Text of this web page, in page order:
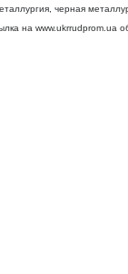
черная
на www.ukrrudprom.ua